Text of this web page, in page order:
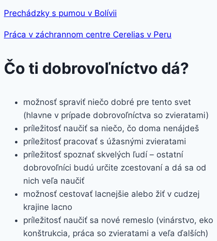
Prechádzky s pumou v Bolívii
Práca v záchrannom centre Cerelias v Peru
Čo ti dobrovoľníctvo dá?
možnosť spraviť niečo dobré pre tento svet
(hlavne v prípade dobrovoľníctva so zvieratami)
príležitosť naučiť sa niečo, čo doma nenájdeš
príležitosť pracovať s úžasnými zvieratami
príležitosť spoznať skvelých ľudí – ostatní
dobrovoľníci budú určite zcestovaní a dá sa od
nich veľa naučiť
možnosť cestovať lacnejšie alebo žiť v cudzej
krajine lacno
príležitosť naučiť sa nové remeslo (vinárstvo, eko
konštrukcia, práca so zvieratami a veľa ďalších)